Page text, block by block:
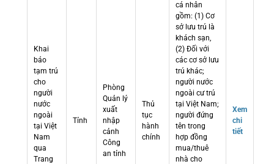
Khai
báo
tạm trú
cho
người
nước
ngoài
tại Việt
Nam
qua
Trang
Tỉnh
Phòng
Quản lý
xuất
nhập
cảnh
Công
an tỉnh
Thủ
tục
hành
chính
cá nhân
gồm: (1) Cơ
sở lưu trú là
khách sạn,
(2) Đối với
các cơ sở lưu
trú khác;
người nước
ngoài cư trú
tại Việt Nam;
người đứng
tên trong
hợp đồng
mua/thuê
nhà cho
Xem
chi
tiết